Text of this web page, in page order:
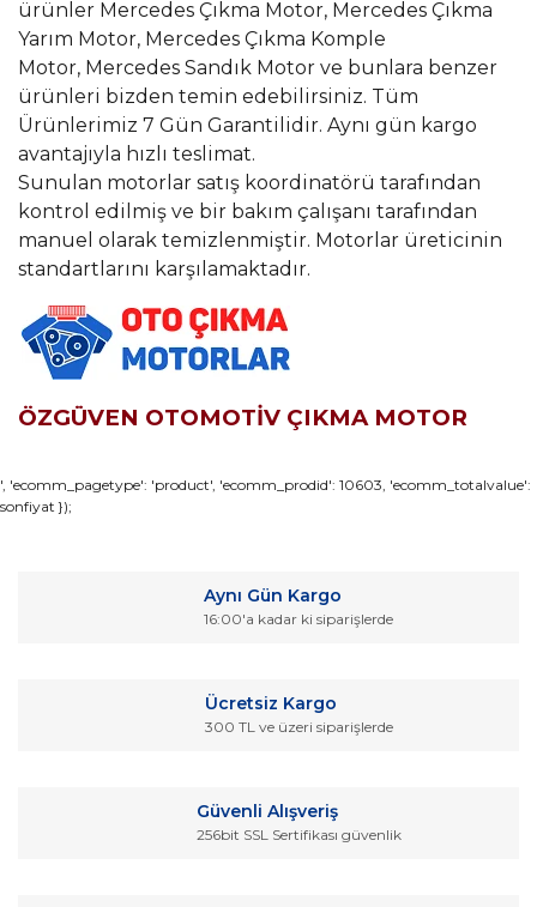
ürünler Mercedes Çıkma Motor, Mercedes Çıkma
Yarım Motor, Mercedes Çıkma Komple
Motor, Mercedes Sandık Motor ve bunlara benzer
ürünleri bizden temin edebilirsiniz. Tüm
Ürünlerimiz 7 Gün Garantilidir. Aynı gün kargo
avantajıyla hızlı teslimat.
Sunulan motorlar satış koordinatörü tarafından
kontrol edilmiş ve bir bakım çalışanı tarafından
manuel olarak temizlenmiştir. Motorlar üreticinin
standartlarını karşılamaktadır.
ÖZGÜVEN OTOMOTİV ÇIKMA MOTOR
Yorum Yaz
Bu ürünün fiyat bilgisi, resim, ürün açıklamalarında ve diğer
konularda yetersiz gördüğünüz noktaları öneri formunu
Ürün resmi kalitesiz, bozuk veya görüntülenemiyor.
Ürün fiyatı diğer sitelerden daha pahalı.
', 'ecomm_pagetype': 'product', 'ecomm_prodid': 10603, 'ecomm_totalvalue':
sonfiyat });
Aynı Gün Kargo
16:00'a kadar ki siparişlerde
Ücretsiz Kargo
300 TL ve üzeri siparişlerde
Güvenli Alışveriş
256bit SSL Sertifikası güvenlik